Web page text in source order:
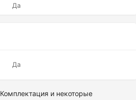
Да
Да
Комплектация и некоторые